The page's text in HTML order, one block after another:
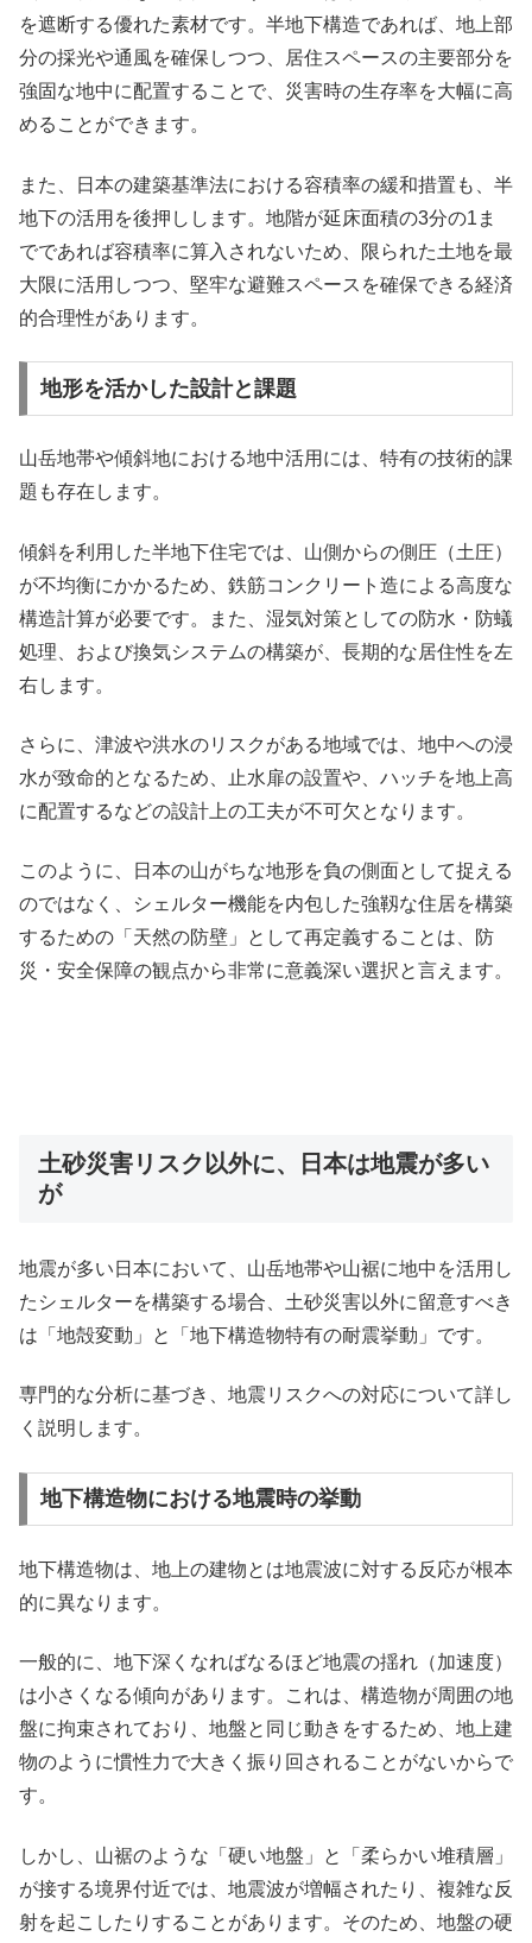
を遮断する優れた素材です。半地下構造であれば、地上部
分の採光や通風を確保しつつ、居住スペースの主要部分を
強固な地中に配置することで、災害時の生存率を大幅に高
めることができます。
また、日本の建築基準法における容積率の緩和措置も、半
地下の活用を後押しします。地階が延床面積の3分の1ま
でであれば容積率に算入されないため、限られた土地を最
大限に活用しつつ、堅牢な避難スペースを確保できる経済
的合理性があります。
地形を活かした設計と課題
山岳地帯や傾斜地における地中活用には、特有の技術的課
題も存在します。
傾斜を利用した半地下住宅では、山側からの側圧（土圧）
が不均衡にかかるため、鉄筋コンクリート造による高度な
構造計算が必要です。また、湿気対策としての防水・防蟻
処理、および換気システムの構築が、長期的な居住性を左
右します。
さらに、津波や洪水のリスクがある地域では、地中への浸
水が致命的となるため、止水扉の設置や、ハッチを地上高
に配置するなどの設計上の工夫が不可欠となります。
このように、日本の山がちな地形を負の側面として捉える
のではなく、シェルター機能を内包した強靱な住居を構築
するための「天然の防壁」として再定義することは、防
災・安全保障の観点から非常に意義深い選択と言えます。
土砂災害リスク以外に、日本は地震が多い
が
地震が多い日本において、山岳地帯や山裾に地中を活用し
たシェルターを構築する場合、土砂災害以外に留意すべき
は「地殻変動」と「地下構造物特有の耐震挙動」です。
専門的な分析に基づき、地震リスクへの対応について詳し
く説明します。
地下構造物における地震時の挙動
地下構造物は、地上の建物とは地震波に対する反応が根本
的に異なります。
一般的に、地下深くなればなるほど地震の揺れ（加速度）
は小さくなる傾向があります。これは、構造物が周囲の地
盤に拘束されており、地盤と同じ動きをするため、地上建
物のように慣性力で大きく振り回されることがないからで
す。
しかし、山裾のような「硬い地盤」と「柔らかい堆積層」
が接する境界付近では、地震波が増幅されたり、複雑な反
射を起こしたりすることがあります。そのため、地盤の硬